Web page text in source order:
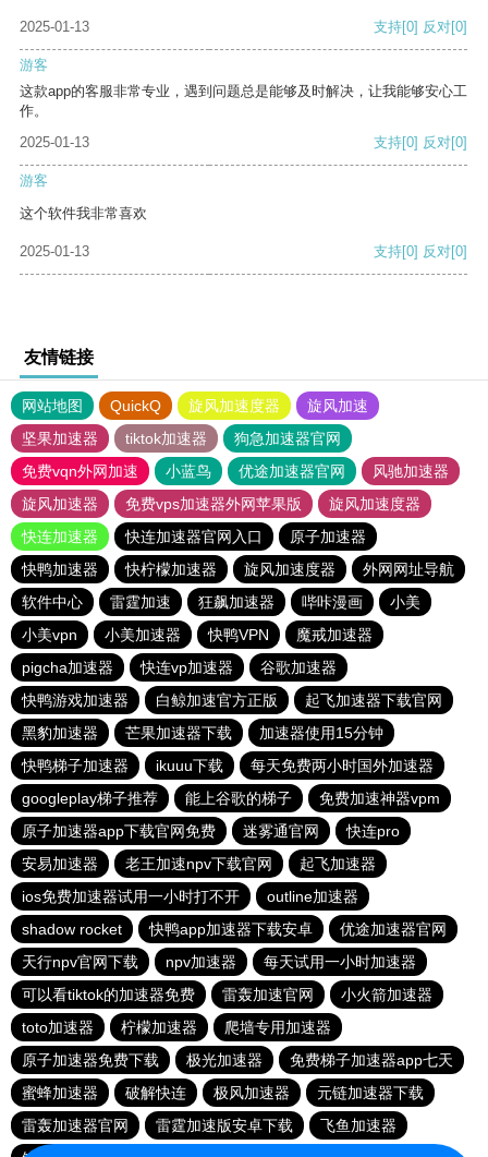
2025-01-13 支持[0] 反对[0]
游客
这款app的客服非常专业，遇到问题总是能够及时解决，让我能够安心工
作。
2025-01-13
支持[0] 反对[0]
游客
这个软件我非常喜欢
2025-01-13 支持[0] 反对[0]
友情链接
网站地图 QuickQ 旋风加速度器
旋风加速
坚果加速器
tiktok加速器
狗急加速器官网
免费vqn外网加速
小蓝鸟 优途加速器官网
风驰加速器
旋风加速器
免费vps加速器外网苹果版
旋风加速度器
快连加速器
快连加速器官网入口
原子加速器
快鸭加速器
快柠檬加速器 旋风加速度器
外网网址导航
软件中心
雷霆加速 狂飙加速器 哔咔漫画
小美
小美vpn
小美加速器 快鸭VPN
魔戒加速器
pigcha加速器
快连vp加速器
谷歌加速器
快鸭游戏加速器
白鲸加速官方正版
起飞加速器下载官网
黑豹加速器
芒果加速器下载
加速器使用15分钟
快鸭梯子加速器
ikuuu下载
每天免费两小时国外加速器
googleplay梯子推荐
能上谷歌的梯子
免费加速神器vpm
原子加速器app下载官网免费
迷雾通官网
快连pro
安易加速器
老王加速npv下载官网
起飞加速器
ios免费加速器试用一小时打不开
outline加速器
shadow rocket
快鸭app加速器下载安卓
优途加速器官网
天行npv官网下载
npv加速器
每天试用一小时加速器
可以看tiktok的加速器免费
雷轰加速官网
小火箭加速器
toto加速器
柠檬加速器
爬墙专用加速器
原子加速器免费下载
极光加速器
免费梯子加速器app七天
蜜蜂加速器
破解快连 极风加速器
元链加速器下载
雷轰加速器官网
雷霆加速版安卓下载
飞鱼加速器